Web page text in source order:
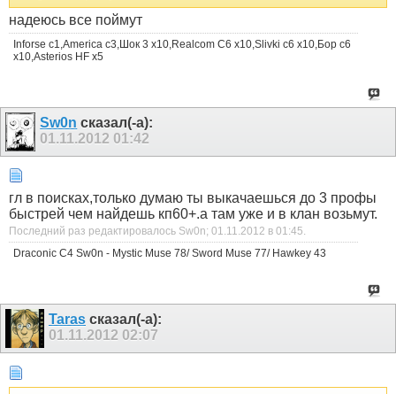
надеюсь все поймут
Inforse c1,Аmerica c3,Шок 3 x10,Realcom С6 x10,Slivki с6 x10,Бор с6
х10,Asterios HF x5
Sw0n сказал(-а):
01.11.2012 01:42
гл в поисках,только думаю ты выкачаешься до 3 профы
быстрей чем найдешь кп60+.а там уже и в клан возьмут.
Последний раз редактировалось Sw0n; 01.11.2012 в 01:45.
Draconic C4 Sw0n - Mystic Muse 78/ Sword Muse 77/ Hawkey 43
Taras сказал(-а):
01.11.2012 02:07